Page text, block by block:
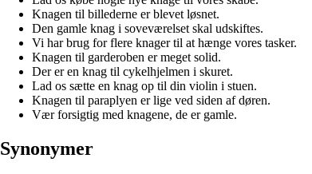
Knagen til billederne er blevet løsnet.
Den gamle knag i soveværelset skal udskiftes.
Vi har brug for flere knager til at hænge vores tasker.
Knagen til garderoben er meget solid.
Der er en knag til cykelhjelmen i skuret.
Lad os sætte en knag op til din violin i stuen.
Knagen til paraplyen er lige ved siden af døren.
Vær forsigtig med knagene, de er gamle.
Synonymer